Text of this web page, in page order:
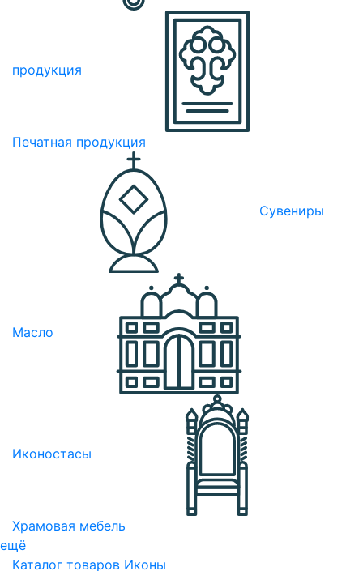
продукция
Печатная продукция
Сувениры
Масло
Иконостасы
Храмовая мебель
ещё
Каталог товаров Иконы